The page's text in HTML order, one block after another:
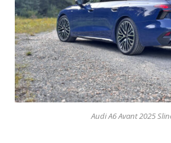
Audi A6 Avant 2025